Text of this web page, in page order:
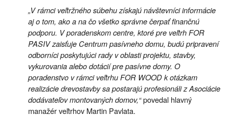
„V rámci veľtržného súbehu získajú návštevníci informácie
aj o tom, ako a na čo všetko správne čerpať finančnú
podporu. V poradenskom centre, ktoré pre veľtrh FOR
PASIV zaisťuje Centrum pasívneho domu, budú pripravení
odborníci poskytujúci rady v oblasti projektu, stavby,
vykurovania alebo dotácií pre pasívne domy. O
poradenstvo v rámci veľtrhu FOR WOOD k otázkam
realizácie drevostavby sa postarajú profesionáli z Asociácie
dodávateľov montovaných domov,“povedal hlavný
manažér veľtrhov Martin Pavlata.